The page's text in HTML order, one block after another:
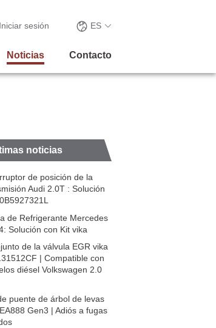
Iniciar sesión ES
Noticias Contacto
noticias
de posición de la
Audi 2.0T : Solución
de Refrigerante Mercedes
Solución con Kit vika
de la válvula EGR vika
| Compatible con
diésel Volkswagen 2.0
puente de árbol de levas
Gen3 | Adiós a fugas